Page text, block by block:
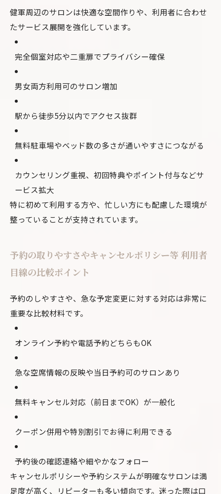
健軍周辺のサロンは快適な空間作りや、利用者に合わせ
たサービス展開を強化しています。
完全個室対応や二重扉でプライバシー確保
男女両方利用可のサロン増加
駅から徒歩5分以内でアクセス抜群
無料駐車場やベッド数の多さが通いやすさにつながる
カウンセリング重視、初回特典やポイント付与などサ
ービス拡大
特に初めて利用する方や、忙しい方にも配慮した環境が
整っていることが支持されています。
予約の取りやすさやキャンセルポリシー等 利用者
目線の比較ポイント
予約のしやすさや、急な予定変更に対する対応は非常に
重要な比較材料です。
オンライン予約や電話予約どちらもOK
急な空席情報の反映や当日予約可のサロンあり
無料キャンセル対応（前日までOK）が一般化
クーポン併用や特別割引でお得に利用できる
予約後の確認連絡や細やかなフォロー
キャンセルポリシーや予約システムが明確なサロンは満
足度が高く、リピーターも多い傾向です。迷った際は口